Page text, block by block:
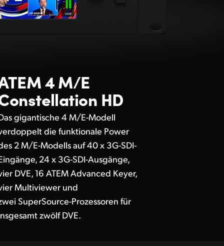
4 M/E
HD
gigantische 4 M/E-Modell
die funktionale Power
2 M/E-Modells auf 40 x 3G-SDI-
24 x 3G-SDI-Ausgänge,
DVE, 16 ATEM Advanced Keyer,
Multiviewer und
SuperSource-Prozessoren für
zwölf DVE.